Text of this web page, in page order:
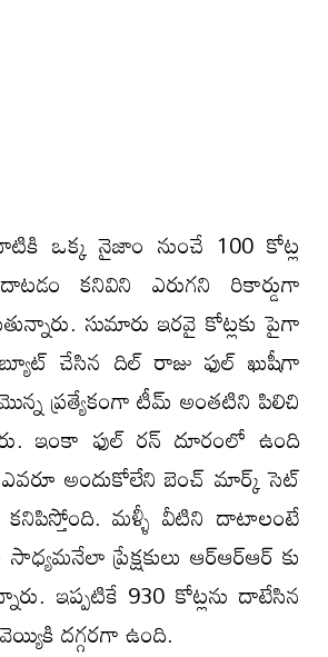
ఒక్క నైజాం నుంచే 100 కోట్ల
దాటడం కనివిని ఎరుగని రికార్డుగా
సుమారు ఇరవై కోట్లకు పైగా
చేసిన దిల్ రాజు ఫుల్ ఖుషీగా
ప్రత్యేకంగా టీమ్ అంతటిని పిలిచి
ఇంకా ఫుల్ రన్ దూరంలో ఉంది
ఎవరూ అందుకోలేని బెంచ్ మార్క్ సెట్
మళ్ళీ వీటిని దాటాలంటే
ప్రేక్షకులు ఆర్ఆర్ఆర్ కు
ఇప్పటికే 930 కోట్లను దాటేసిన
దగ్గరగా ఉంది.